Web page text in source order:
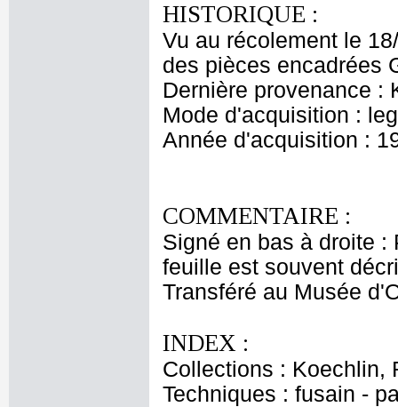
HISTORIQUE :
Vu au récolement le
des pièces encadrées
Dernière provenance :
Mode d'acquisition :
Année d'acquisition :
COMMENTAIRE :
Signé en bas à droite :
feuille est souvent
Transféré au Musée
INDEX :
Collections : Koechlin,
Techniques : fusain -